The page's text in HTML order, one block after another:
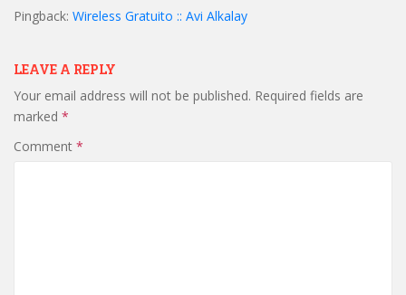
Pingback: Wireless Gratuito :: Avi Alkalay
LEAVE A REPLY
Your email address will not be published. Required fields are
marked *
Comment *